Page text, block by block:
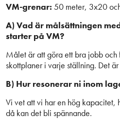
VM-grenar: 50 meter, 3x20
A) Vad är målsättningen
starter på VM?
Målet är att göra ett bra jobb och
skottplaner i varje ställning. Det
B) Hur resonerar ni inom
Vi vet att vi har en hög kapacitet,
då kan det bli spännande.